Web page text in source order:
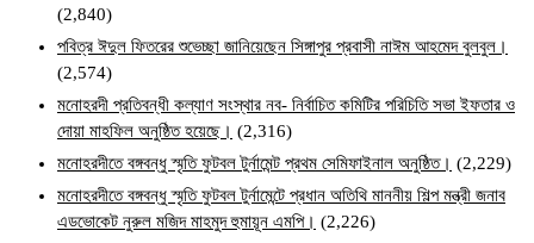
(2,840)
পবিত্র ঈদুল ফিতরের শুভেচ্ছা জানিয়েছেন সিঙ্গাপুর প্রবাসী নাঈম আহমেদ বুলবুল।
(2,574)
মনোহরদী প্রতিবন্ধী কল্যাণ সংস্থার নব- নির্বাচিত কমিটির পরিচিতি সভা ইফতার ও
দোয়া মাহফিল অনুষ্ঠিত হয়েছে। (2,316)
মনোহরদীতে বঙ্গবন্ধু স্মৃতি ফুটবল টুর্নামেন্ট প্রথম সেমিফাইনাল অনুষ্ঠিত। (2,229)
মনোহরদীতে বঙ্গবন্ধু স্মৃতি ফুটবল টুর্নামেন্টে প্রধান অতিথি মাননীয় শিল্প মন্ত্রী জনাব
এডভোকেট নুরুল মজিদ মাহমুদ হুমায়ূন এমপি। (2,226)